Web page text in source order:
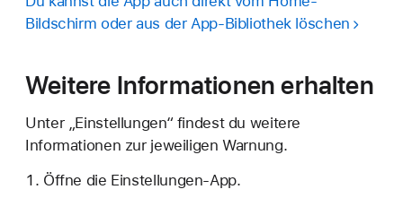
Bildschirm oder aus der App-Bibliothek löschen
Weitere Informationen erhalten
Unter „Einstellungen“ findest du weitere
Informationen zur jeweiligen Warnung.
Öffne die Einstellungen-App.